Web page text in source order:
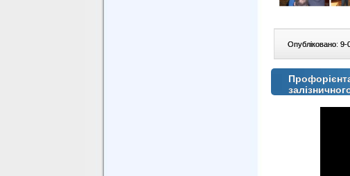
Опубліковано: